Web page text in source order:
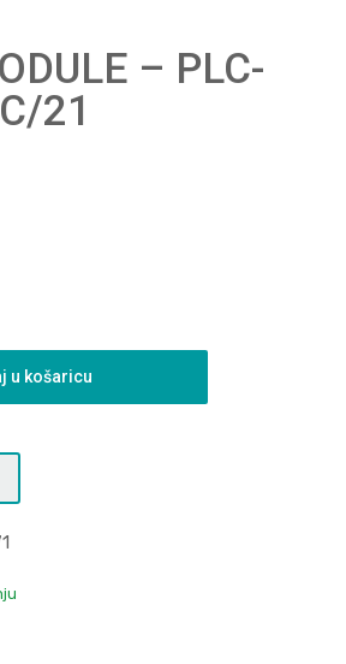
– PLC-
21
u košaricu